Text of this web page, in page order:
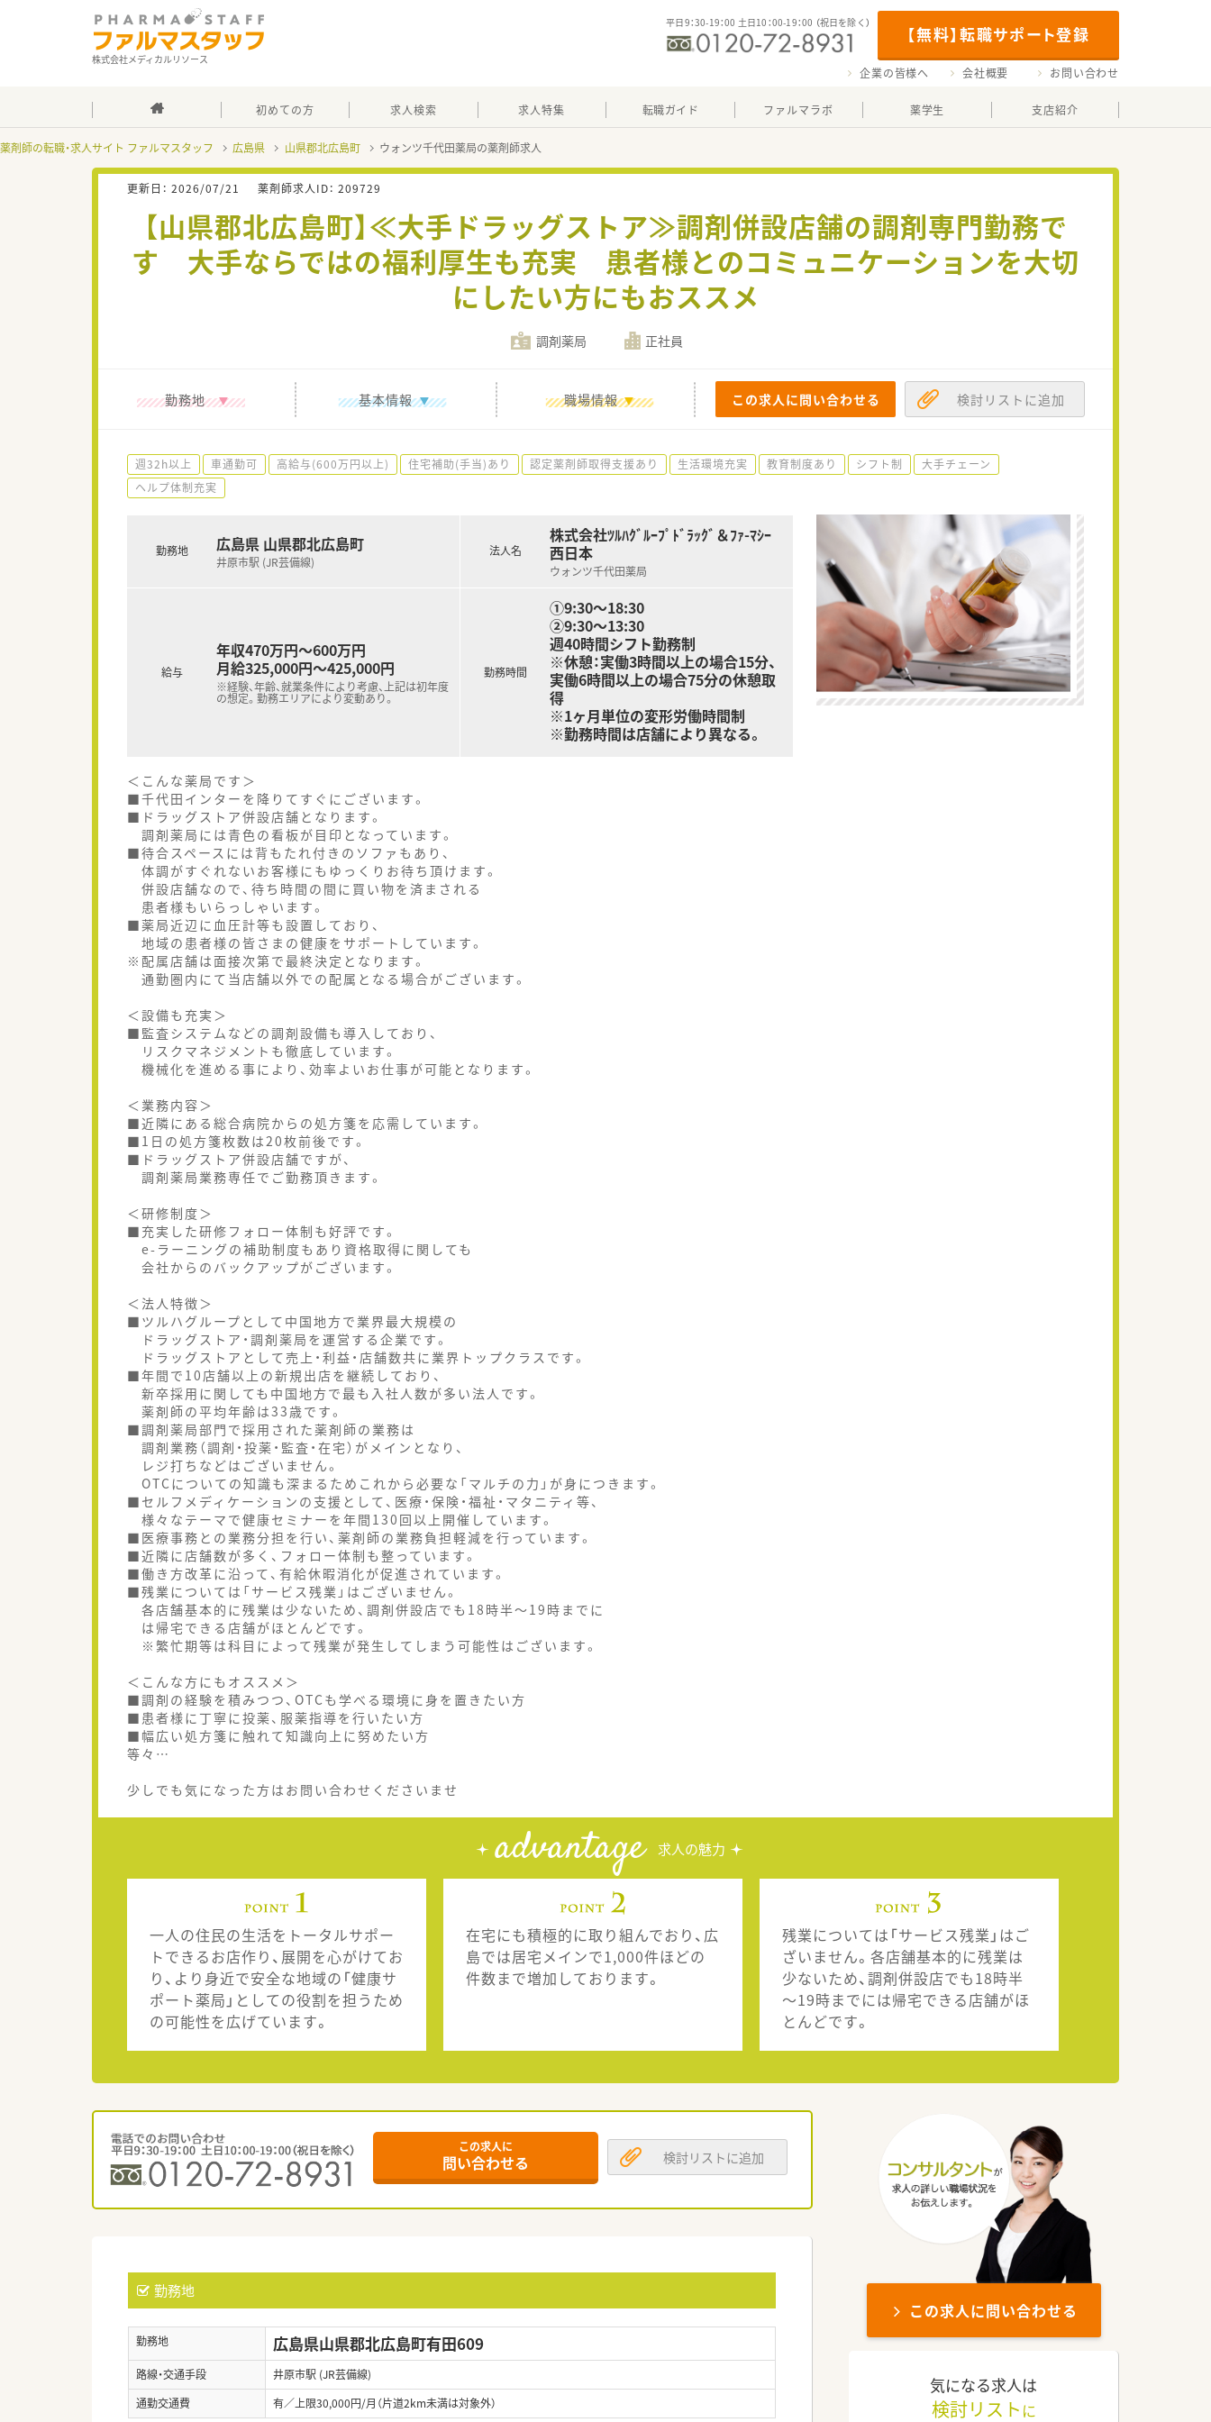
株式会社メディカルリソース
【無料】転職サポート登録
平日9：30-19：00 土日10：00-19：00 （祝日を除く）
企業の皆様へ 会社概要 お問い合わせ
初めての方 求人検索 求人特集 転職ガイド ファルマラボ 薬学生 支店紹介
薬剤師の転職・求人サイト ファルマスタッフ 広島県 山県郡北広島町 ウォンツ千代田薬局の薬剤師求人
更新日： 2026/07/21 薬剤師求人ID： 209729
【山県郡北広島町】≪大手ドラッグストア≫調剤併設店舗の調剤専門勤務で
す 大手ならではの福利厚生も充実 患者様とのコミュニケーションを大切
にしたい方にもおススメ
調剤薬局 正社員
勤務地 基本情報 職場情報 この求人に問い合わせる 検討リストに追加
週32h以上 車通勤可 高給与(600万円以上) 住宅補助(手当)あり 認定薬剤師取得支援あり 生活環境充実 教育制度あり シフト制
大手チェーン
ヘルプ体制充実
勤務地 広島県 山県郡北広島町
井原市駅 (JR芸備線)
給与
年収470万円～600万円
月給325,000円～425,000円
※経験、年齢、就業条件により考慮、上記は初年度
の想定。勤務エリアにより変動あり。
法人名
株式会社ﾂﾙﾊｸﾞﾙｰﾌﾟﾄﾞﾗｯｸﾞ＆ﾌｧ-ﾏｼｰ
西日本
ウォンツ千代田薬局
勤務時間
①9:30～18:30
②9:30～13:30
週40時間シフト勤務制
※休憩：実働3時間以上の場合15分、
実働6時間以上の場合75分の休憩取
得
※1ヶ月単位の変形労働時間制
※勤務時間は店舗により異なる。
＜こんな薬局です＞
■千代田インターを降りてすぐにございます。
■ドラッグストア併設店舗となります。
調剤薬局には青色の看板が目印となっています。
■待合スペースには背もたれ付きのソファもあり、
体調がすぐれないお客様にもゆっくりお待ち頂けます。
併設店舗なので、待ち時間の間に買い物を済まされる
患者様もいらっしゃいます。
■薬局近辺に血圧計等も設置しており、
地域の患者様の皆さまの健康をサポートしています。
※配属店舗は面接次第で最終決定となります。
通勤圏内にて当店舗以外での配属となる場合がございます。
＜設備も充実＞
■監査システムなどの調剤設備も導入しており、
リスクマネジメントも徹底しています。
機械化を進める事により、効率よいお仕事が可能となります。
＜業務内容＞
■近隣にある総合病院からの処方箋を応需しています。
■1日の処方箋枚数は20枚前後です。
■ドラッグストア併設店舗ですが、
調剤薬局業務専任でご勤務頂きます。
＜研修制度＞
■充実した研修フォロー体制も好評です。
e-ラーニングの補助制度もあり資格取得に関しても
会社からのバックアップがございます。
＜法人特徴＞
■ツルハグループとして中国地方で業界最大規模の
ドラッグストア・調剤薬局を運営する企業です。
ドラッグストアとして売上・利益・店舗数共に業界トップクラスです。
■年間で10店舗以上の新規出店を継続しており、
新卒採用に関しても中国地方で最も入社人数が多い法人です。
薬剤師の平均年齢は33歳です。
■調剤薬局部門で採用された薬剤師の業務は
調剤業務（調剤・投薬・監査・在宅）がメインとなり、
レジ打ちなどはございません。
OTCについての知識も深まるためこれから必要な「マルチの力」が身につきます。
■セルフメディケーションの支援として、医療・保険・福祉・マタニティ等、
様々なテーマで健康セミナーを年間130回以上開催しています。
■医療事務との業務分担を行い、薬剤師の業務負担軽減を行っています。
■近隣に店舗数が多く、フォロー体制も整っています。
■働き方改革に沿って、有給休暇消化が促進されています。
■残業については「サービス残業」はございません。
各店舗基本的に残業は少ないため、調剤併設店でも18時半～19時までに
は帰宅できる店舗がほとんどです。
※繁忙期等は科目によって残業が発生してしまう可能性はございます。
＜こんな方にもオススメ＞
■調剤の経験を積みつつ、OTCも学べる環境に身を置きたい方
■患者様に丁寧に投薬、服薬指導を行いたい方
■幅広い処方箋に触れて知識向上に努めたい方
等々…
少しでも気になった方はお問い合わせくださいませ
advantage 求人の魅力
一人の住民の生活をトータルサポー
トできるお店作り、展開を心がけてお
り、より身近で安全な地域の「健康サ
ポート薬局」としての役割を担うため
の可能性を広げています。
在宅にも積極的に取り組んでおり、広
島では居宅メインで1,000件ほどの
件数まで増加しております。
残業については「サービス残業」はご
ざいません。各店舗基本的に残業は
少ないため、調剤併設店でも18時半
～19時までには帰宅できる店舗がほ
とんどです。
この求人に
問い合わせる 検討リストに追加
勤務地
勤務地 広島県山県郡北広島町有田609
路線・交通手段
井原市駅 (JR芸備線)
通勤交通費
有／上限30,000円/月（片道2km未満は対象外）
この求人に問い合わせる
気になる求人は
検討リスト に